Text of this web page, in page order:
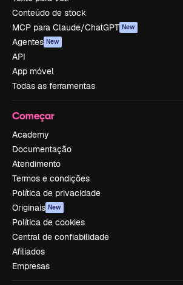
Conteúdo de stock
MCP para Claude/ChatGPT New
Agentes New
API
App móvel
Todas as ferramentas
Começar
Academy
Documentação
Atendimento
Termos e condições
Política de privacidade
Originais New
Política de cookies
Central de confiabilidade
Afiliados
Empresas